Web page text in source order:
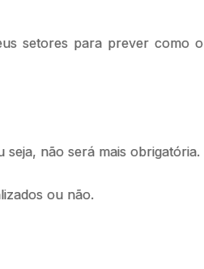
setores para prever como o
não será mais obrigatória.
ou não.